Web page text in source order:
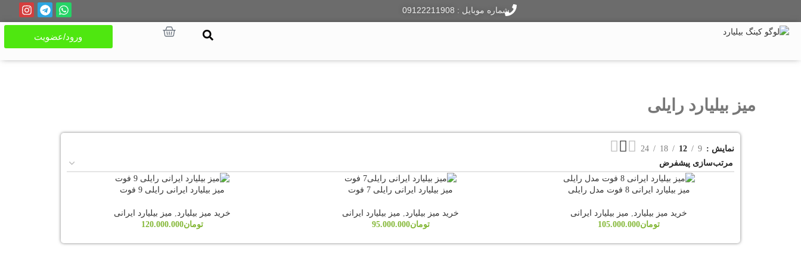
شماره موبایل : 09122211908
ورود/عضویت
میز بیلیارد رایلی
نمایش 9
12
18
24
میز بیلیارد ایرانی 8 فوت مدل رایلی
خرید میز بیلیارد, میز بیلیارد ایرانی
تومان105.000.000
میز بیلیارد ایرانی رایلی 7 فوت
خرید میز بیلیارد, میز بیلیارد ایرانی
تومان95.000.000
میز بیلیارد ایرانی رایلی 9 فوت
خرید میز بیلیارد, میز بیلیارد ایرانی
تومان120.000.000